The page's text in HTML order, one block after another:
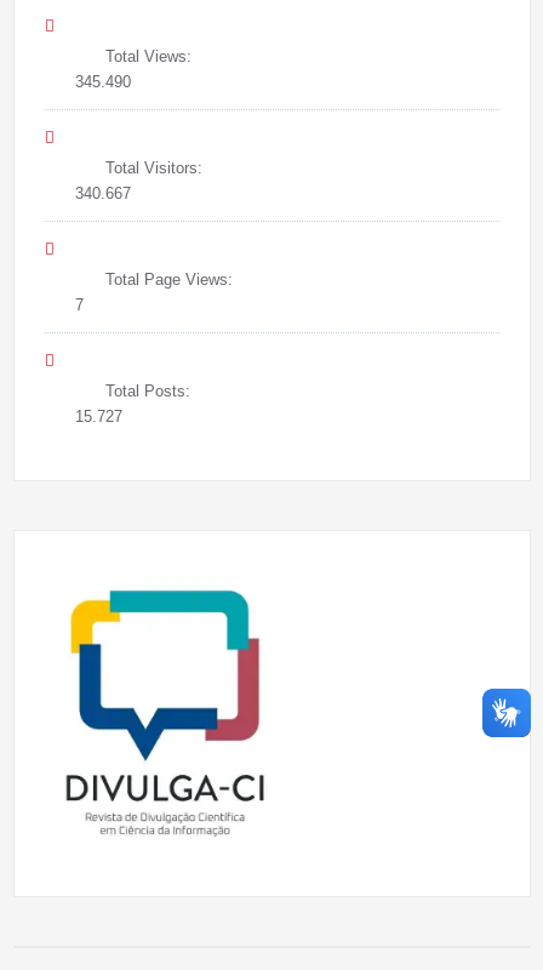
Total Views:
345.490
Total Visitors:
340.667
Total Page Views:
7
Total Posts:
15.727